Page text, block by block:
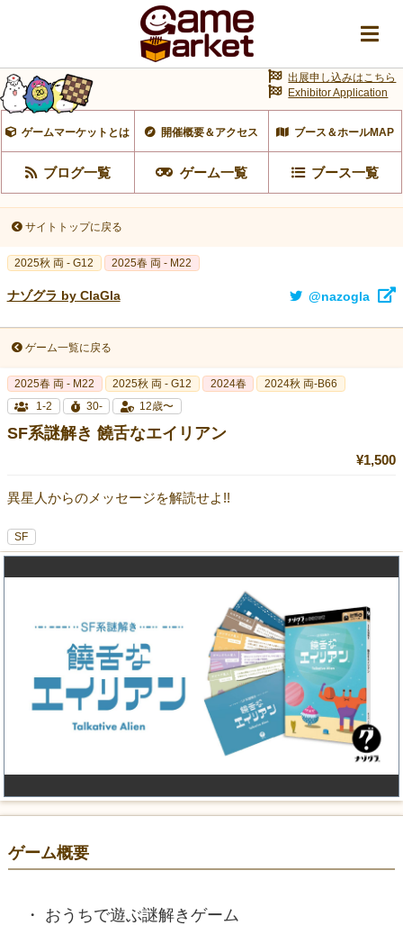
ゲームマーケットとは 開催概要＆アクセス ブース＆ホールMAP
ブログ一覧 ゲーム一覧 ブース一覧
出展申し込みはこちら
Exhibitor Application
サイトトップに戻る
2025秋 両 - G12 2025春 両 - M22
ナゾグラ by ClaGla @nazogla
ゲーム一覧に戻る
2025春 両 - M22 2025秋 両 - G12 2024春
2024秋 両-B66
1-2
30- 12歳〜
SF系謎解き 饒舌なエイリアン
¥1,500
異星人からのメッセージを解読せよ!!
SF
ゲーム概要
おうちで遊ぶ謎解きゲーム